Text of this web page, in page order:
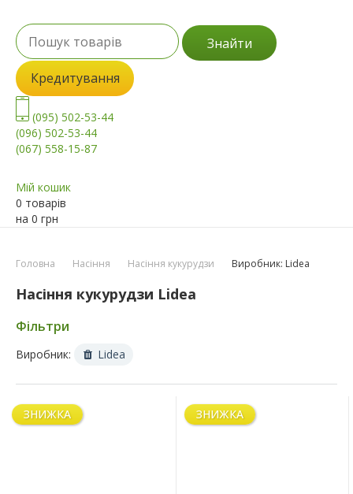
Знайти
Кредитування
(095) 502-53-44
(096) 502-53-44
(067) 558-15-87
Мій кошик
0 товарів
на 0 грн
Головна Насіння Насіння кукурудзи Виробник: Lidea
Насіння кукурудзи Lidea
Фільтри
Виробник: Lidea
ЗНИЖКА ЗНИЖКА